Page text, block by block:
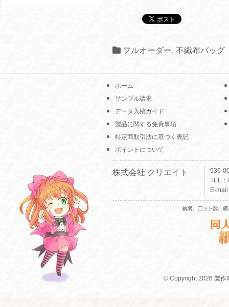
フルオーダー, 不織布バッグ
ホーム
サンプル請求
データ入稿ガイド
製品に関する免責事項
特定商取引法に基づく表記
ポイントについて
株式会社 クリエイト
536-
TEL
E-
© Copyright 2026 製作